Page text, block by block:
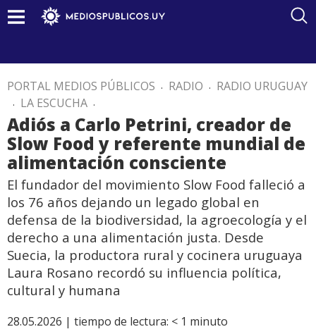
PORTAL MEDIOS PÚBLICOS . RADIO . RADIO URUGUAY
. LA ESCUCHA .
Adiós a Carlo Petrini, creador de
Slow Food y referente mundial de
alimentación consciente
El fundador del movimiento Slow Food falleció a
los 76 años dejando un legado global en
defensa de la biodiversidad, la agroecología y el
derecho a una alimentación justa. Desde
Suecia, la productora rural y cocinera uruguaya
Laura Rosano recordó su influencia política,
cultural y humana
28.05.2026 | tiempo de lectura: < 1 minuto